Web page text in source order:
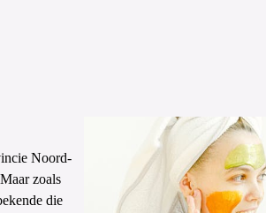
Noord-
zoals
die